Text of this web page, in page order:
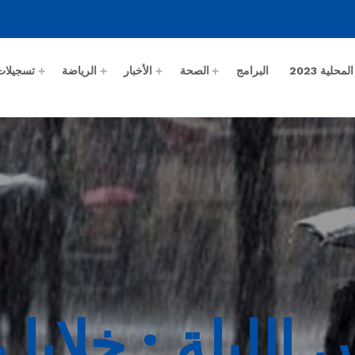
2023 البرامج الصحة الأخبار الرياضة